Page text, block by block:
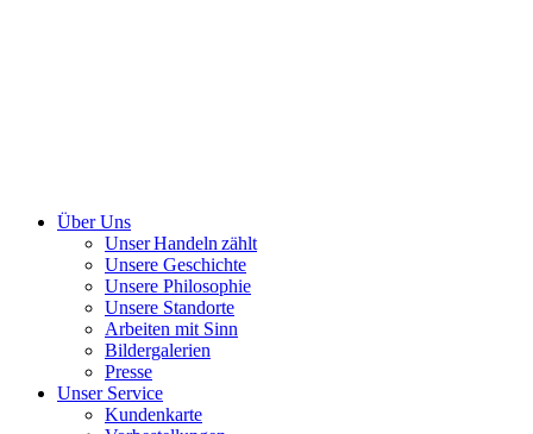
Über Uns
Unser Handeln zählt
Unsere Geschichte
Unsere Philosophie
Unsere Standorte
Arbeiten mit Sinn
Bildergalerien
Presse
Unser Service
Kundenkarte